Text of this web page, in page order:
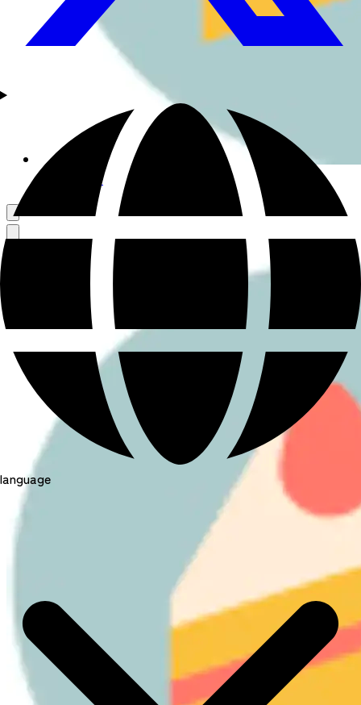
language
さんぽ好き